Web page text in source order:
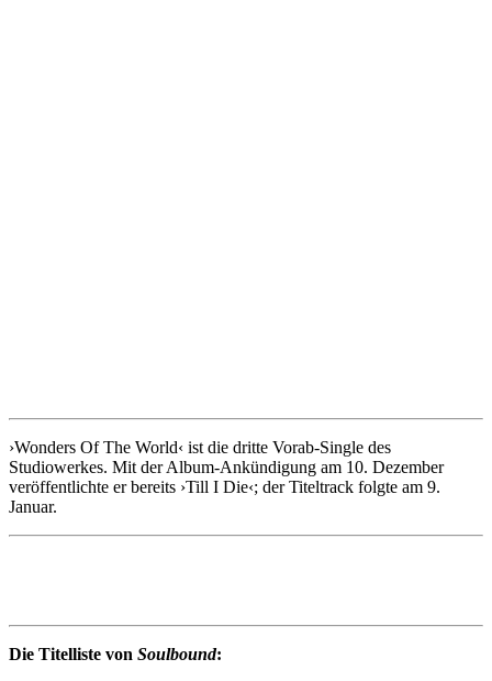
›Wonders Of The World‹ ist die dritte Vorab-Single des
Studiowerkes. Mit der Album-Ankündigung am 10. Dezember
veröffentlichte er bereits ›Till I Die‹; der Titeltrack folgte am 9.
Januar.
Die Titelliste von Soulbound: